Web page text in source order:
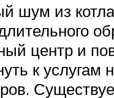
шум из
центр и
к услугам